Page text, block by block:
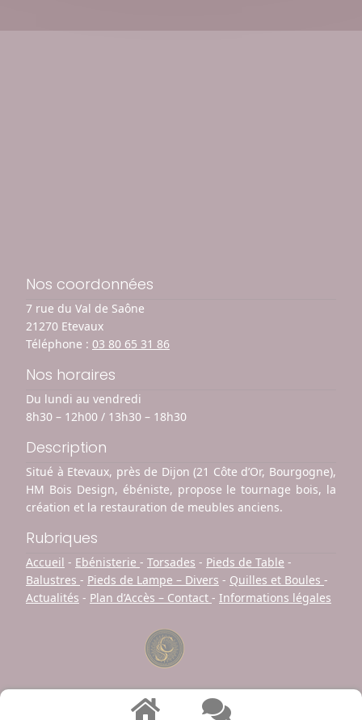
Nos coordonnées
7 rue du Val de Saône
21270 Etevaux
Téléphone : 03 80 65 31 86
Nos horaires
Du lundi au vendredi
8h30 – 12h00 / 13h30 – 18h30
Description
Situé à Etevaux, près de Dijon (21 Côte d’Or, Bourgogne),
HM Bois Design, ébéniste, propose le tournage bois, la
création et la restauration de meubles anciens.
Rubriques
Accueil - Ebénisterie - Torsades - Pieds de Table -
Balustres - Pieds de Lampe – Divers - Quilles et Boules -
Actualités - Plan d’Accès – Contact - Informations légales